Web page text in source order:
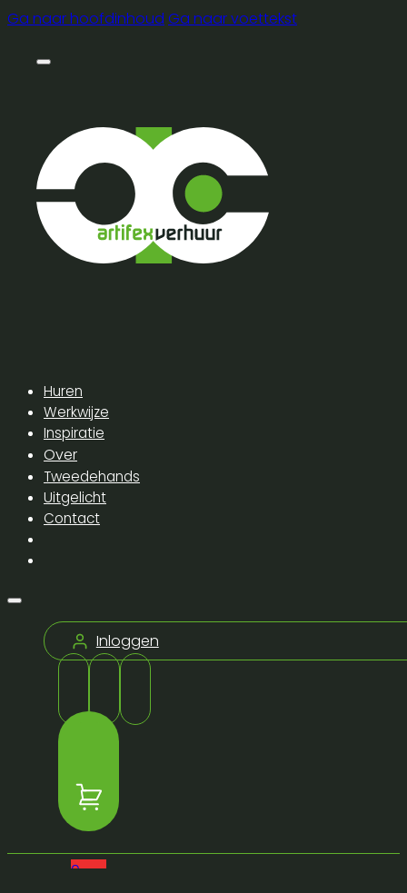
Ga naar hoofdinhoud Ga naar voettekst
Huren
Werkwijze
Inspiratie
Over
Tweedehands
Uitgelicht
Contact
Inloggen
0